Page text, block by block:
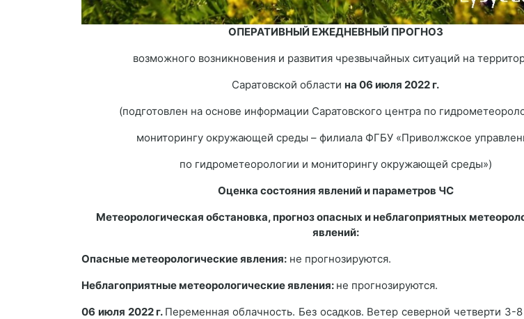
ОПЕРАТИВНЫЙ ЕЖЕДНЕВНЫЙ ПРОГНОЗ
возможного возникновения и развития чрезвычайных ситуаций на
Саратовской области на 06 июля 2022 г.
(подготовлен на основе информации Саратовского центра по
мониторингу окружающей среды – филиала ФГБУ «Приволжское
по гидрометеорологии и мониторингу окружающей среды»)
Оценка состояния явлений и параметров ЧС
Метеорологическая обстановка, прогноз опасных и неблагоприятных
явлений:
Опасные метеорологические явления: не прогнозируются.
Неблагоприятные метеорологические явления: не прогнозируются.
06 июля 2022 г. Переменная облачность. Без осадков. Ветер северной четверти 3-